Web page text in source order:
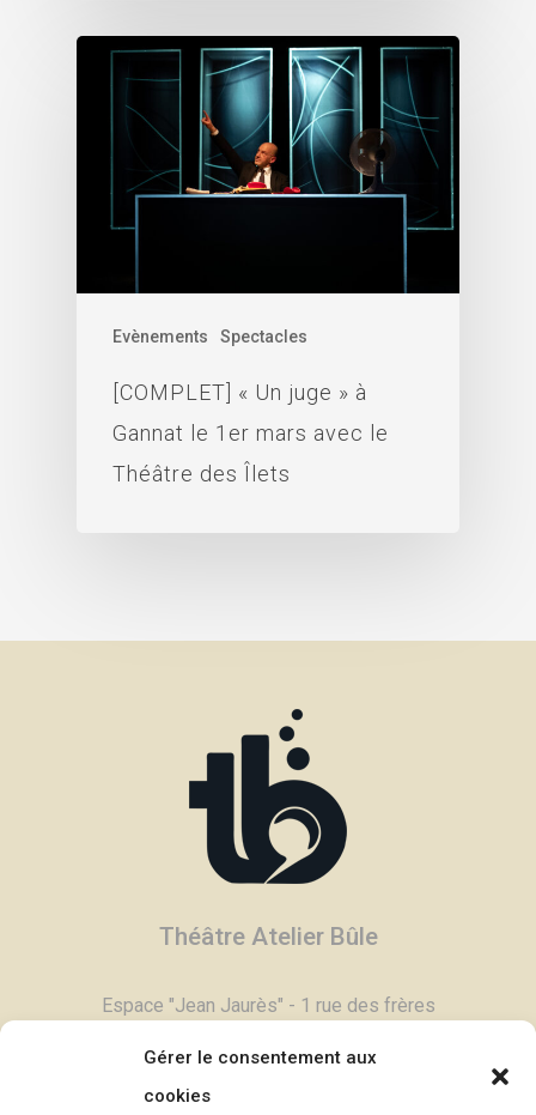
Gérer le consentement aux
cookies
Evènements Spectacles
[COMPLET] « Un juge » à
Gannat le 1er mars avec le
Théâtre des Îlets
Théâtre Atelier Bûle
Espace "Jean Jaurès" - 1 rue des frères